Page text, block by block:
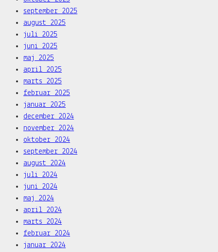
september 2025
august 2025
juli 2025
juni 2025
maj 2025
april 2025
marts 2025
februar 2025
januar 2025
december 2024
november 2024
oktober 2024
september 2024
august 2024
juli 2024
juni 2024
maj 2024
april 2024
marts 2024
februar 2024
januar 2024